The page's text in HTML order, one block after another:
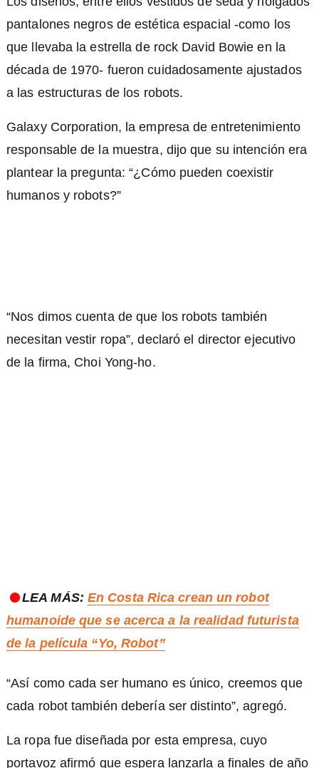
pantalones negros de estética espacial -como los
que llevaba la estrella de rock David Bowie en la
década de 1970- fueron cuidadosamente ajustados
a las estructuras de los robots.
Galaxy Corporation, la empresa de entretenimiento
responsable de la muestra, dijo que su intención era
plantear la pregunta: “¿Cómo pueden coexistir
humanos y robots?”
“Nos dimos cuenta de que los robots también
necesitan vestir ropa”, declaró el director ejecutivo
de la firma, Choi Yong-ho.
LEA MÁS: En Costa Rica crean un robot
humanoide que se acerca a la realidad futurista
de la película “Yo, Robot”
“Así como cada ser humano es único, creemos que
cada robot también debería ser distinto”, agregó.
La ropa fue diseñada por esta empresa, cuyo
portavoz afirmó que espera lanzarla a finales de año